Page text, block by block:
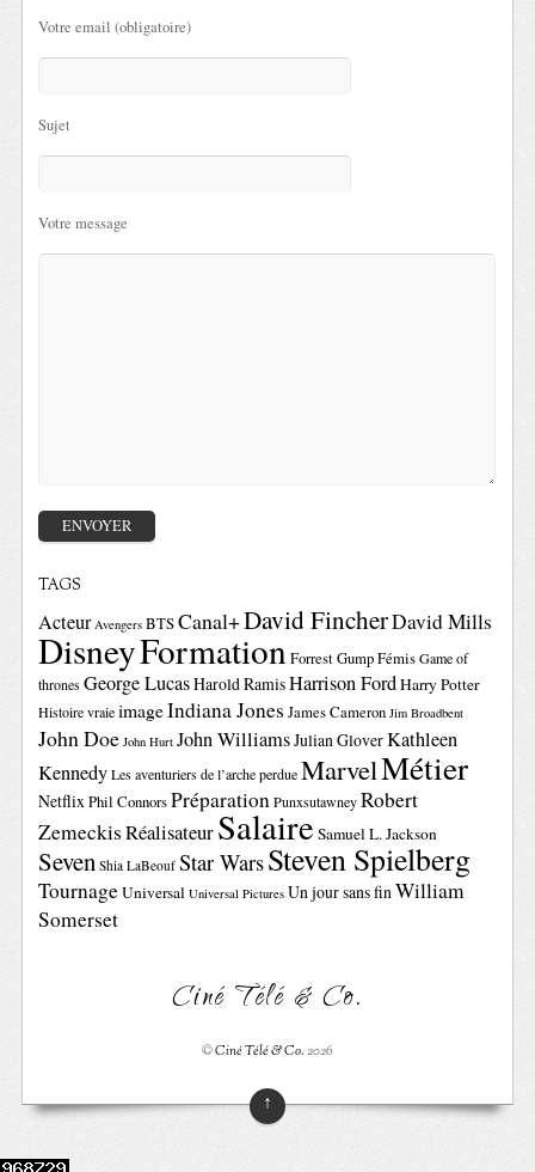
Votre email (obligatoire)
Sujet
Votre message
TAGS
Acteur Avengers BTSCanal+David FincherDavid Mills
DisneyFormationForrest GumpFémis Game of
thrones George LucasHarold RamisHarrison FordHarry Potter
Histoire vraie imageIndiana Jones James Cameron Jim Broadbent
John Doe John Hurt John WilliamsJulian GloverKathleen
Kennedy Les aventuriers de l’arche perdue MarvelMétier
NetflixPhil ConnorsPréparation Punxsutawney Robert
ZemeckisRéalisateurSalaire Samuel L. Jackson
Seven Shia LaBeouf Star WarsSteven Spielberg
TournageUniversal Universal Pictures Un jour sans finWilliam
Somerset
Ciné Télé & Co.
©Ciné Télé & Co.2026
↑